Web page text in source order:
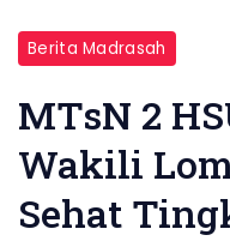
Berita Madrasah
MTsN 2
Wakili
Sehat